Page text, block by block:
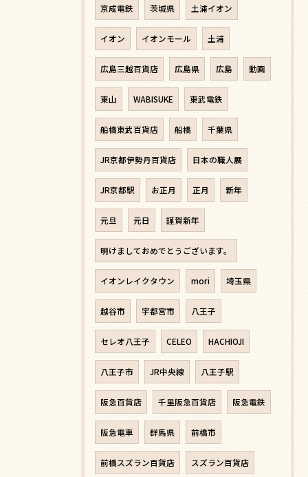
京成電鉄 茨城県 土浦イオン
イオン イオンモール 土浦
広島三越百貨店 広島県 広島 動画
東山 WABISUKE 東武電鉄
船橋東武百貨店 船橋 千葉県
JR京都伊勢丹百貨店 日本の職人展
JR京都駅 お正月 正月 新年
元旦 元日 謹賀新年
明けましておめでとうございます。
イオンレイクタウン mori 埼玉県
越谷市 宇都宮市 八王子
セレオ八王子 CELEO HACHIOJI
八王子市 JR中央線 八王子駅
阪急百貨店 千里阪急百貨店 阪急電鉄
阪急電車 群馬県 前橋市
前橋スズラン百貨店 スズラン百貨店